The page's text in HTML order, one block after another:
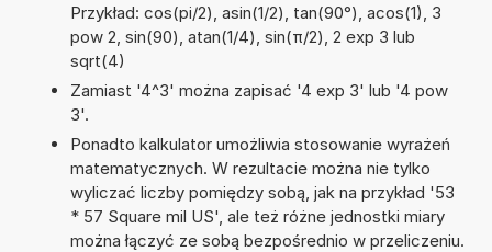
Przykład: cos(pi/2), asin(1/2), tan(90°), acos(1), 3
pow 2, sin(90), atan(1/4), sin(π/2), 2 exp 3 lub
sqrt(4)
Zamiast '4^3' można zapisać '4 exp 3' lub '4 pow
3'.
Ponadto kalkulator umożliwia stosowanie wyrażeń
matematycznych. W rezultacie można nie tylko
wyliczać liczby pomiędzy sobą, jak na przykład '53
* 57 Square mil US', ale też różne jednostki miary
można łączyć ze sobą bezpośrednio w przeliczeniu.